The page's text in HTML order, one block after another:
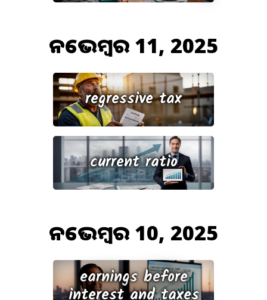
ନଭେମ୍ବର 11, 2025
regressive tax
current ratio
ନଭେମ୍ବର 10, 2025
earnings before